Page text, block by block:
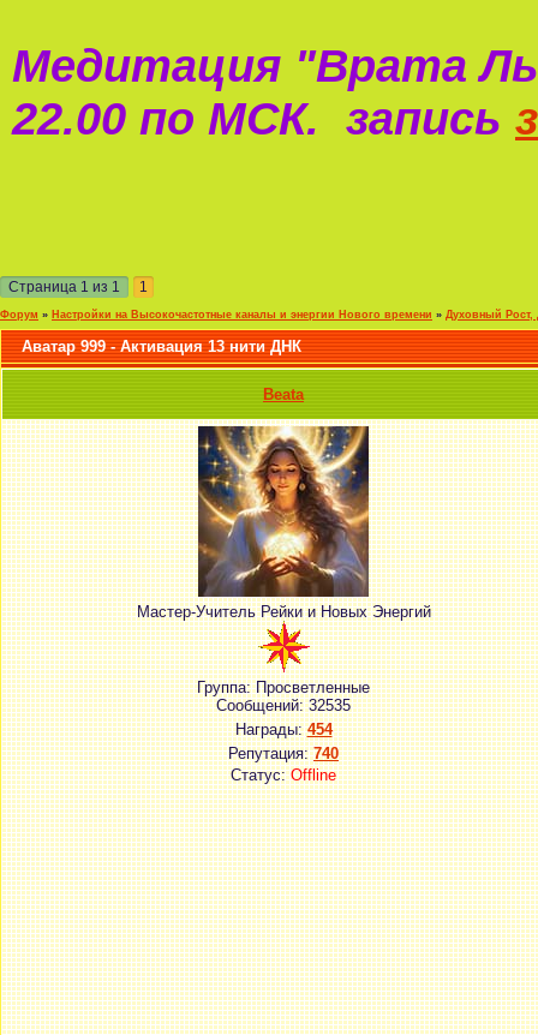
Медитация "Врата
22.00 по МСК. запись
Страница 1 из 1 1
Форум » Настройки на Высокочастотные каналы и энергии Нового времени » Духовный Рост,
Аватар 999 - Активация 13 нити ДНК
Beata
Мастер-Учитель Рейки и Новых Энергий
Группа: Просветленные
Сообщений:32535
Награды:454
Репутация:740
Статус:Offline